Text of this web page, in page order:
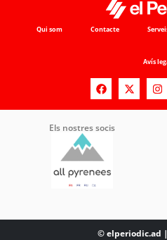
Qui som Contacte
Avís
Els nostres socis
© elperiodic.ad |